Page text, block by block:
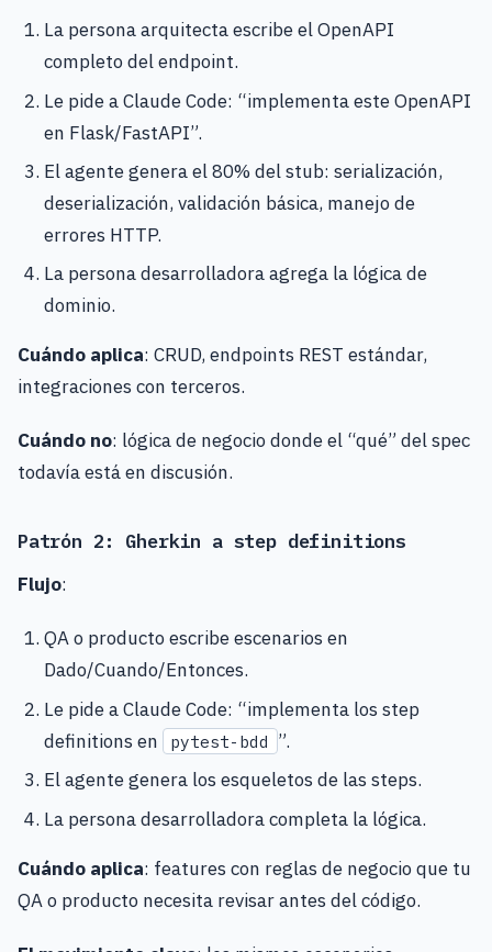
La persona arquitecta escribe el OpenAPI
completo del endpoint.
Le pide a Claude Code: “implementa este OpenAPI
en Flask/FastAPI”.
El agente genera el 80% del stub: serialización,
deserialización, validación básica, manejo de
errores HTTP.
La persona desarrolladora agrega la lógica de
dominio.
Cuándo aplica: CRUD, endpoints REST estándar,
integraciones con terceros.
Cuándo no: lógica de negocio donde el “qué” del spec
todavía está en discusión.
Patrón 2: Gherkin a step definitions
Flujo:
QA o producto escribe escenarios en
Dado/Cuando/Entonces.
Le pide a Claude Code: “implementa los step
definitions en
pytest-bdd ”.
El agente genera los esqueletos de las steps.
La persona desarrolladora completa la lógica.
Cuándo aplica: features con reglas de negocio que tu
QA o producto necesita revisar antes del código.